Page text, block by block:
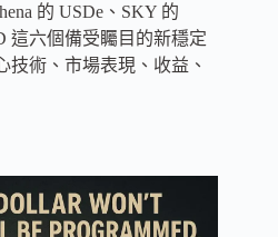
的 USDe、SKY 的
這六個備受矚目的新穩定
技術、市場表現、收益、